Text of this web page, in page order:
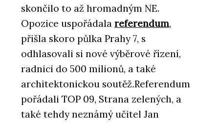
skončilo to až hromadným NE.
Opozice uspořádala referendum,
přišla skoro půlka Prahy 7, s
odhlasovali si nové výběrové řízení,
radnici do 500 milionů, a také
architektonickou soutěž.Referendum
pořádali TOP 09, Strana zelených, a
také tehdy neznámý učitel Jan